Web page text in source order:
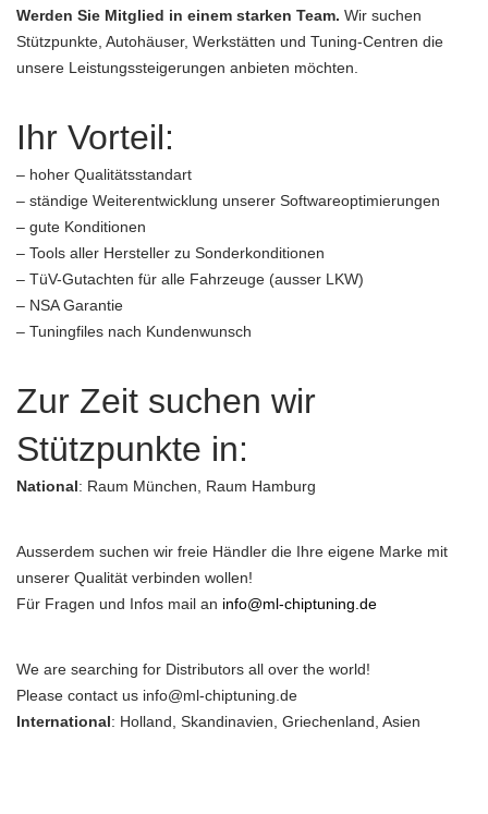
Werden Sie Mitglied in einem starken Team. Wir suchen
Stützpunkte, Autohäuser, Werkstätten und Tuning-Centren die
unsere Leistungssteigerungen anbieten möchten.
Ihr Vorteil:
– hoher Qualitätsstandart
– ständige Weiterentwicklung unserer Softwareoptimierungen
– gute Konditionen
– Tools aller Hersteller zu Sonderkonditionen
– TüV-Gutachten für alle Fahrzeuge (ausser LKW)
– NSA Garantie
– Tuningfiles nach Kundenwunsch
Zur Zeit suchen wir
Stützpunkte in:
National: Raum München, Raum Hamburg
Ausserdem suchen wir freie Händler die Ihre eigene Marke mit
unserer Qualität verbinden wollen!
Für Fragen und Infos mail an info@ml-chiptuning.de
We are searching for Distributors all over the world!
Please contact us info@ml-chiptuning.de
International: Holland, Skandinavien, Griechenland, Asien